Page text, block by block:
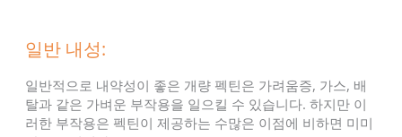
일반 내성:
일반적으로 내약성이 좋은 개량 펙틴은 가려움증, 가스, 배
탈과 같은 가벼운 부작용을 일으킬 수 있습니다. 하지만 이
러한 부작용은 펙틴이 제공하는 수많은 이점에 비하면 미미